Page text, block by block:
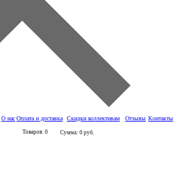
О насОплата и доставка Скидки коллективам Отзывы Контакты
Товаров: 0 Сумма: 0 руб.